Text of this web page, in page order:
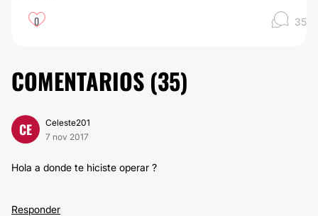
0 35
COMENTARIOS (35)
CE
Celeste201
7 nov 2017
Hola a donde te hiciste operar ?
Responder